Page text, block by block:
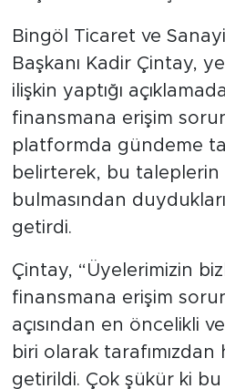
Bingöl Ticaret ve Sanayi
Başkanı Kadir Çintay,
ilişkin yaptığı
finansmana erişim
platformda gündeme
belirterek, bu taleplerin
bulmasından
getirdi.
Çintay, “Üyelerimizin
finansmana erişim
açısından en öncelikli
biri olarak
getirildi. Çok şükür ki